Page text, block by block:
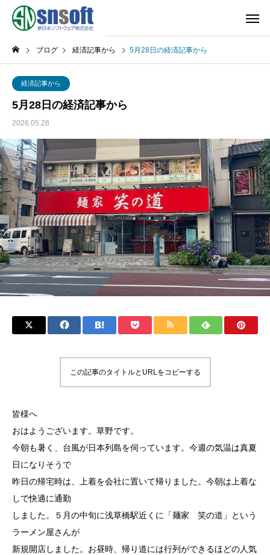
ブログ 経済記事から 5月28日の経済記事から
経済記事から
5月28日の経済記事から
2026.05.28
この記事のタイトルとURLをコピーする
皆様へ
おはようございます。草野です。
今朝も暑く、台風が日本列島を伺っています。今週の気温は真夏
日になりそうで
昨日の帰宅時は、上着を会社に置いて帰りました。今朝は上着な
しで快適に通勤
しました。５月の中旬に浅草橋駅近くに「麺家 笑の道」という
ラーメン屋さんが
新規開店しました。お昼時、帰り道には行列ができるほどの人気